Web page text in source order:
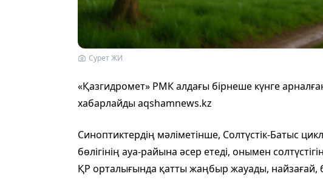
Сурет ЖИ
«Қазгидромет» РМК алдағы бірнеше күнге
хабарлайды aqshamnews.kz
Синоптиктердің мәліметінше, Солтүстік-Батыс
бөлігінің ауа-райына әсер етеді, онымен
ҚР орталығында қатты жаңбыр жауады, найзағай,